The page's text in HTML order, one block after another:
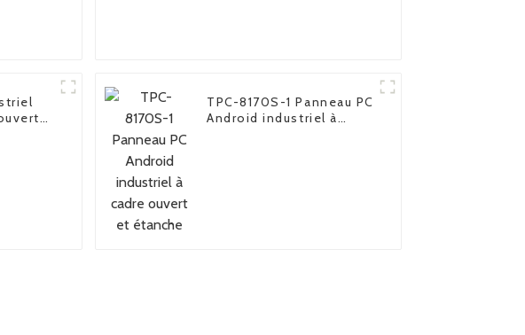
TPC-8170S-1 Panneau PC
Android industriel à